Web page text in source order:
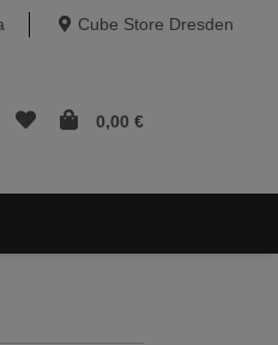
Cube Store Dresden
0,00 €